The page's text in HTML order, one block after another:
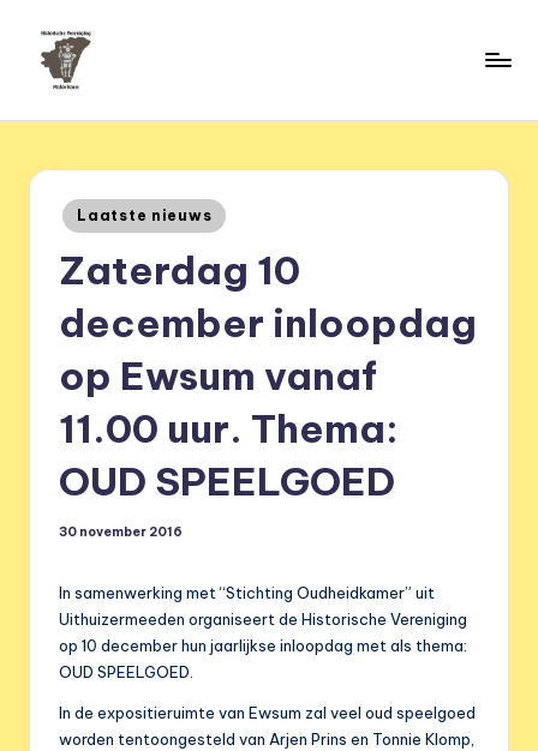
Geplaatst
in
Laatste nieuws
Zaterdag 10
december inloopdag
op Ewsum vanaf
11.00 uur. Thema:
OUD SPEELGOED
30 november 2016
In samenwerking met “Stichting Oudheidkamer” uit
Uithuizermeeden organiseert de Historische Vereniging
op 10 december hun jaarlijkse inloopdag met als thema:
OUD SPEELGOED.
In de expositieruimte van Ewsum zal veel oud speelgoed
worden tentoongesteld van Arjen Prins en Tonnie Klomp,